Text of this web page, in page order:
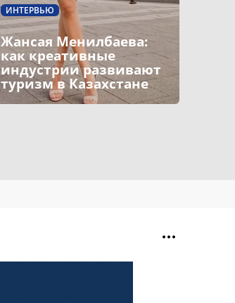
ИНТЕРВЬЮ
Жансая Менилбаева:
как креативные
индустрии развивают
туризм в Казахстане